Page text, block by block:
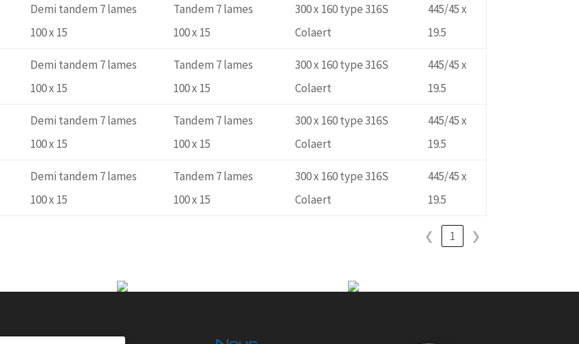
Demi tandem 7 lames
100 x 15
Tandem 7 lames
100 x 15
300 x 160 type 316S
Colaert
445/45 x
19.5
Demi tandem 7 lames
100 x 15
Tandem 7 lames
100 x 15
300 x 160 type 316S
Colaert
445/45 x
19.5
Demi tandem 7 lames
100 x 15
Tandem 7 lames
100 x 15
300 x 160 type 316S
Colaert
445/45 x
19.5
Demi tandem 7 lames
100 x 15
Tandem 7 lames
100 x 15
300 x 160 type 316S
Colaert
445/45 x
19.5
❮ 1 ❯